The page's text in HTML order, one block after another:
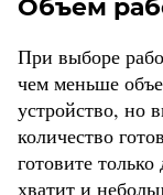
Объем
При выборе
чем меньше
устройство, но
количество
готовите
хватит и